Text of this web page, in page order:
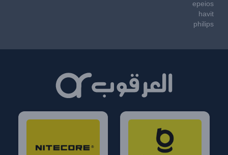
epeios
havit
philips